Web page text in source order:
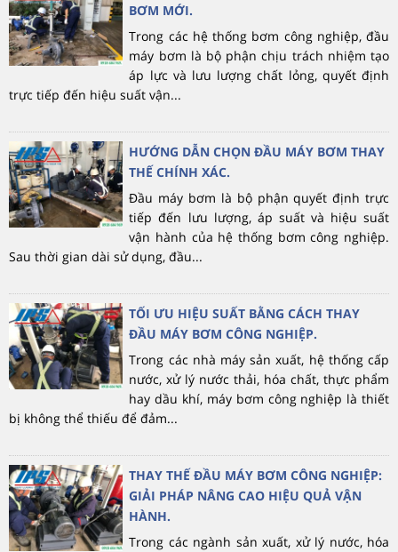
BƠM MỚI.
Trong các hệ thống bơm công nghiệp, đầu
máy bơm là bộ phận chịu trách nhiệm tạo
áp lực và lưu lượng chất lỏng, quyết định
trực tiếp đến hiệu suất vận...
HƯỚNG DẪN CHỌN ĐẦU MÁY BƠM THAY
THẾ CHÍNH XÁC.
Đầu máy bơm là bộ phận quyết định trực
tiếp đến lưu lượng, áp suất và hiệu suất
vận hành của hệ thống bơm công nghiệp.
Sau thời gian dài sử dụng, đầu...
TỐI ƯU HIỆU SUẤT BẰNG CÁCH THAY
ĐẦU MÁY BƠM CÔNG NGHIỆP.
Trong các nhà máy sản xuất, hệ thống cấp
nước, xử lý nước thải, hóa chất, thực phẩm
hay dầu khí, máy bơm công nghiệp là thiết
bị không thể thiếu để đảm...
THAY THẾ ĐẦU MÁY BƠM CÔNG NGHIỆP:
GIẢI PHÁP NÂNG CAO HIỆU QUẢ VẬN
HÀNH.
Trong các ngành sản xuất, xử lý nước, hóa